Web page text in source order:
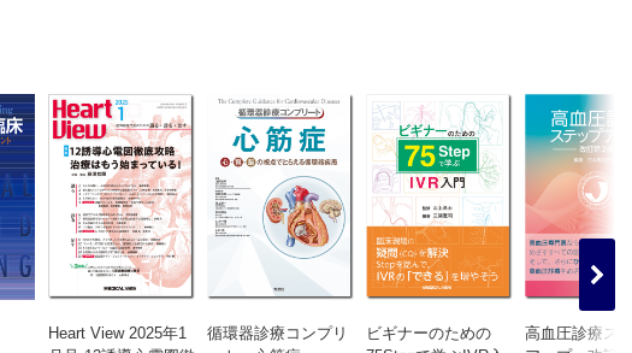
Heart View 2025年1
循環器診療コンプリ
ビギナーのための
高血圧診療ス